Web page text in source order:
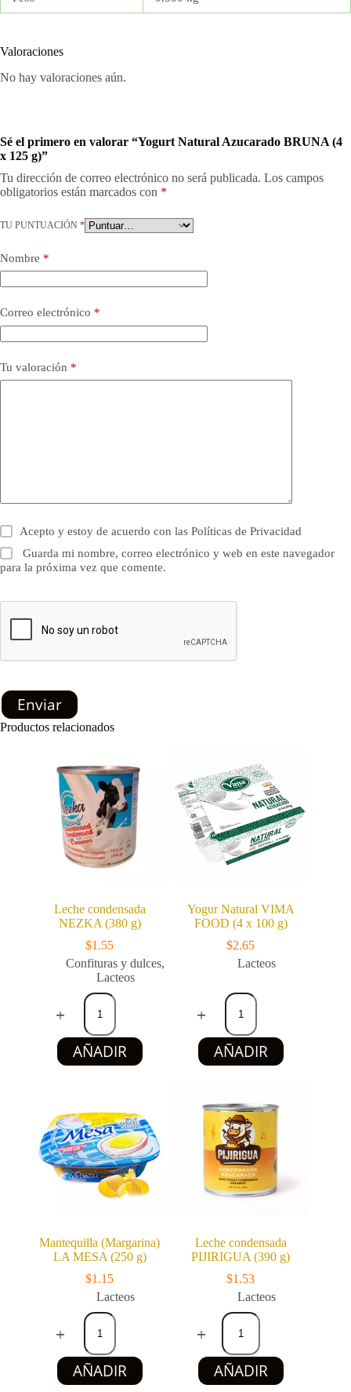
Valoraciones
No hay valoraciones aún.
Sé el primero en valorar “Yogurt Natural Azucarado BRUNA (4
x 125 g)”
Tu dirección de correo electrónico no será publicada. Los campos
obligatorios están marcados con *
TU PUNTUACIÓN *
Nombre *
Correo electrónico *
Tu valoración *
Acepto y estoy de acuerdo con lasPolíticas de Privacidad
Guarda mi nombre, correo electrónico y web en este navegador
para la próxima vez que comente.
Enviar
Productos relacionados
Leche condensada
NEZKA (380 g)
$1.55
Confituras y dulces,
Lacteos
Leche
condensada
NEZKA
(380
g)
cantidad
AÑADIR
Yogur Natural VIMA
FOOD (4 x 100 g)
$2.65
Lacteos
Yogur
Natural
VIMA
FOOD
(4
x
cantidad
AÑADIR
Mantequilla (Margarina)
LA MESA (250 g)
$1.15
Lacteos
Mantequilla
(Margarina)
LA
MESA
(250
g)
AÑADIR
Leche condensada
PIJIRIGUA (390 g)
$1.53
Lacteos
Leche
condensada
PIJIRIGUA
(390
g)
cantidad
AÑADIR